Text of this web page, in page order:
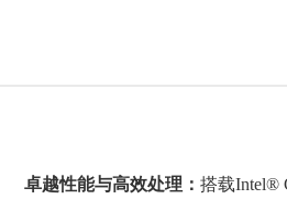
卓越性能与高效处理： 搭载Intel®